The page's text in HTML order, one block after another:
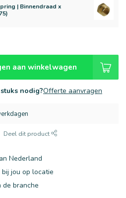
| Binnendraad x
aan winkelwagen
nodig?Offerte aanvragen
Deel dit product
Nederland
jou op locatie
de branche